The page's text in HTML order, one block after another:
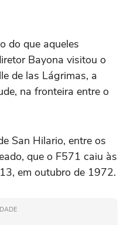
do que aqueles
Bayona visitou o
de las Lágrimas, a
na fronteira entre o
San Hilario, entre os
que o F571 caiu às
em outubro de 1972.